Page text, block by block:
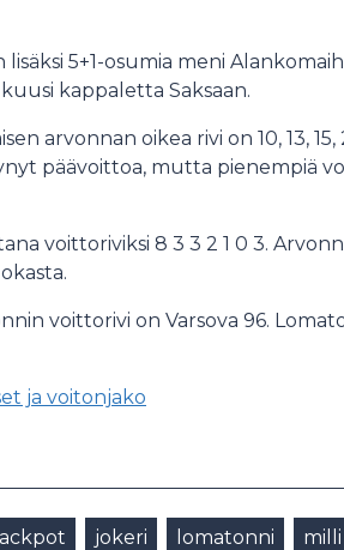
5+1-osumia meni
kappaletta Saksaan.
arvonnan oikea rivi on 10, 13,
päävoittoa, mutta pienempiä
voittoriviksi 8 3 3 2 1 0 3.
voittorivi on Varsova 96.
ja voitonjako
jokeri lomatonni milli